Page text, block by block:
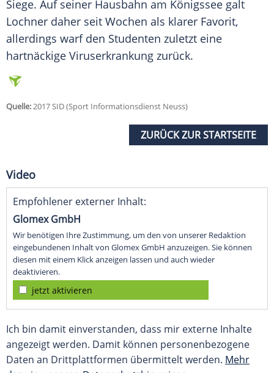
Siege. Auf seiner Hausbahn am Königssee galt
Lochner daher seit Wochen als klarer Favorit,
allerdings warf den Studenten zuletzt eine
hartnäckige Viruserkrankung zurück.
Quelle:2017 SID (Sport Informationsdienst Neuss)
ZURÜCK ZUR STARTSEITE
Video
Empfohlener externer Inhalt:
Glomex GmbH
Wir benötigen Ihre Zustimmung, um den von unserer Redaktion
eingebundenen Inhalt von Glomex GmbH anzuzeigen. Sie können
diesen mit einem Klick anzeigen lassen und auch wieder
deaktivieren.
jetzt aktivieren
Ich bin damit einverstanden, dass mir externe Inhalte
angezeigt werden. Damit können personenbezogene
Daten an Drittplattformen übermittelt werden. Mehr